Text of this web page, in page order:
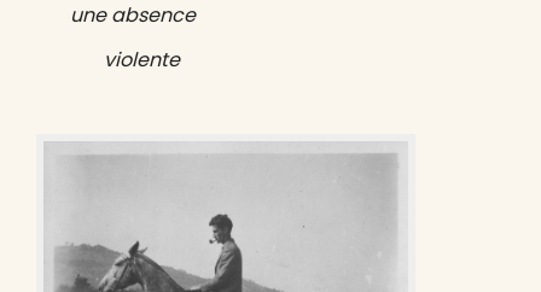
une absence
violente